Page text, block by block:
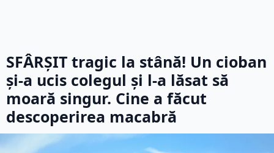
SFÂRȘIT tragic la stână! Un cioban
și-a ucis colegul și l-a lăsat să
moară singur. Cine a făcut
descoperirea macabră